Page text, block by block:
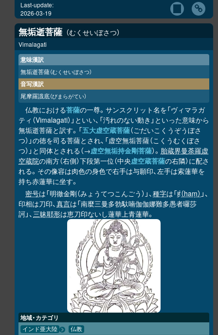
Last-update:
2026-03-19
無垢逝菩薩 むくせいぼさつ
Vimalagati
意味漢訳
無垢逝菩薩（むくせいぼさつ）
音写漢訳
尾摩羅誐底（びまらがてい）
仏教における菩薩の一尊。サンスクリット名を「ヴィマラガ
ティ（Vimalagati）」といい、「汚れのない動き」といった意味から
無垢逝菩薩と訳す。「五大虚空蔵菩薩（ごだいこくうぞうぼさ
つ）」の徳を司る菩薩とされ、「虚空無垢菩薩（こくうむくぼさ
つ）」と同体とされる（→虚空無垢持金剛菩薩）。 胎蔵界曼荼羅虚
空蔵院の南方（右側）下段第一位（中央虚空蔵菩薩の右隣）に配さ
れる。その像容は肉色の身色で右手は与願印、左手は索蓮華を
持ち赤蓮華に坐す。
密号は「明徹金剛（みょうてつこんごう）」、種字は「हं（haṃ） 」、
印相は刀印、真言は「南麼三曼多勃馱喃伽伽娜難多愚者囉莎
訶」、三昧耶形は恵刀印ないし蓮華上青蓮華。
地域・カテゴリ
インド亜大陸 仏教